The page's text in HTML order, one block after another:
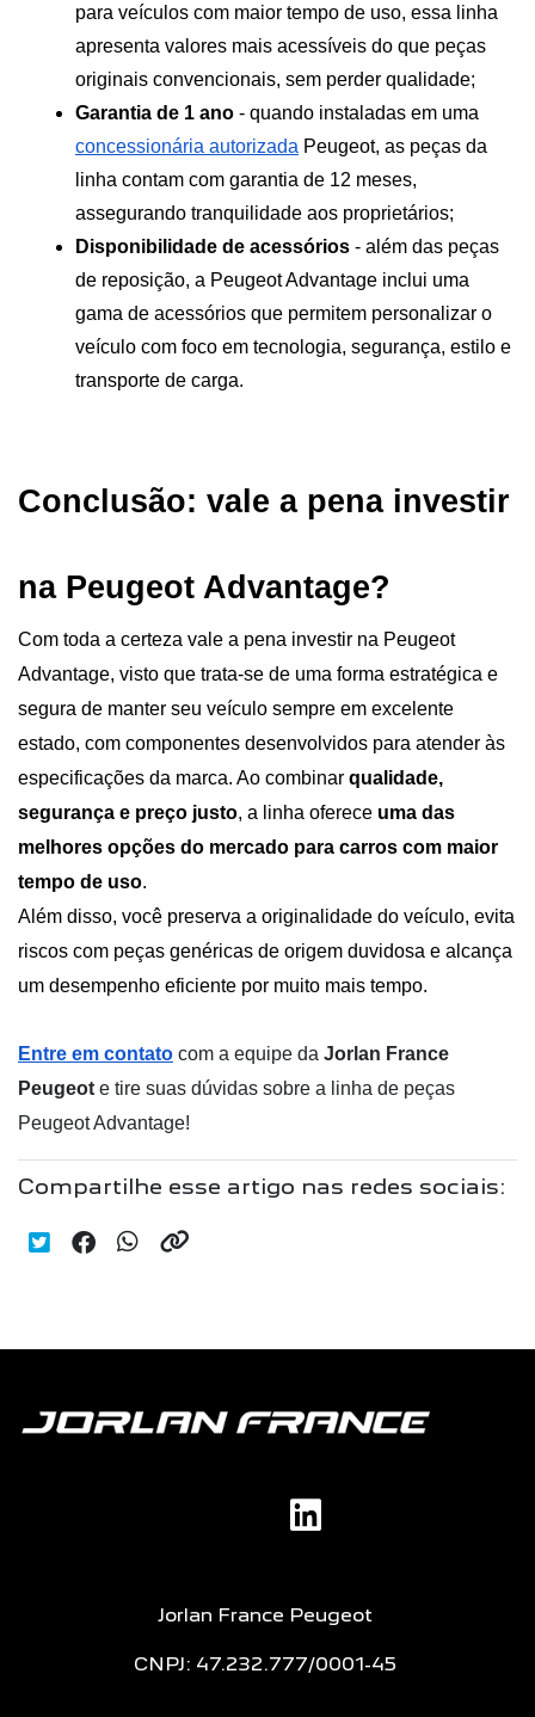
para veículos com maior tempo de uso, essa linha
apresenta valores mais acessíveis do que peças
originais convencionais, sem perder qualidade;
Garantia de 1 ano
concessionária autorizada Peugeot, as peças da
linha contam com garantia de 12 meses,
assegurando tranquilidade aos proprietários;
Disponibilidade de acessórios - além das peças
de reposição, a Peugeot Advantage inclui uma
gama de acessórios que permitem personalizar o
veículo com foco em tecnologia, segurança, estilo e
transporte de carga.
Conclusão: vale a pena investir
na Peugeot Advantage?
Com toda a certeza vale a pena investir na Peugeot
Advantage, visto que trata-se de uma forma estratégica e
segura de manter seu veículo sempre em excelente
estado, com componentes desenvolvidos para atender às
especificações da marca. Ao combinar qualidade,
segurança e preço justo, a linha oferece uma das
melhores opções do mercado para carros com maior
tempo de uso.
Além disso, você preserva a originalidade do veículo, evita
riscos com peças genéricas de origem duvidosa e alcança
um desempenho eficiente por muito mais tempo.
Entre em contato com a equipe da Jorlan France
Peugeot e tire suas dúvidas sobre a linha de peças
Peugeot Advantage!
Compartilhe esse artigo nas redes sociais:
Jorlan France Peugeot
CNPJ: 47.232.777/0001-45